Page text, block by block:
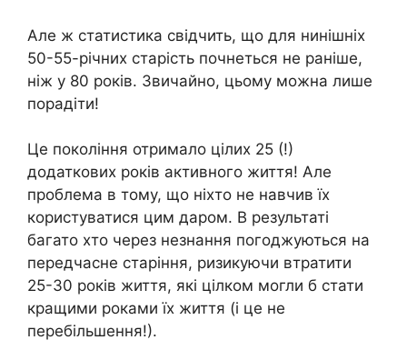
Але ж статистика свідчить, що для нинішніх
50-55-річних старість почнеться не раніше,
ніж у 80 років. Звичайно, цьому можна лише
порадіти!
Це покоління отримало цілих 25 (!)
додаткових років активного життя! Але
проблема в тому, що ніхто не навчив їх
користуватися цим даром. В результаті
багато хто через незнання погоджуються на
передчасне старіння, ризикуючи втратити
25-30 років життя, які цілком могли б стати
кращими роками їх життя (і це не
перебільшення!).